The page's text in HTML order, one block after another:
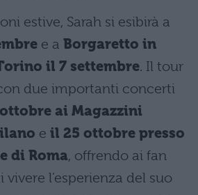
estive, Sarah si esibirà a
e a Borgaretto in
il 7 settembre. Il tour
due importanti concerti
ai Magazzini
e il 25 ottobre presso
di Roma, offrendo ai fan
vivere l’esperienza del suo